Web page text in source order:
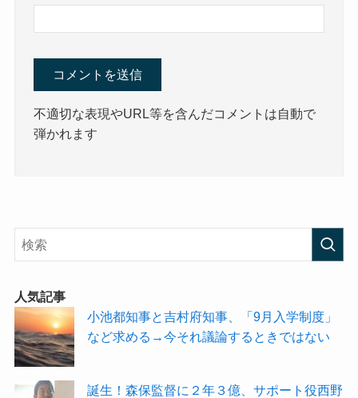
不適切な表現やURL等を含んだコメントは自動で
弾かれます
人気記事
小池都知事と吉村府知事、「9月入学制度」
など求める→今それ議論するときではない
誕生！森保監督に２年３億、サポート役西野